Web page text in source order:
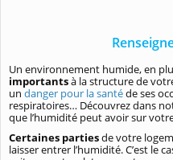
Un environnement humide, en
importantsà la structure de
un danger pour la santéde ses
respiratoires… Découvrez dans
que l’humidité peut avoir sur
Certaines partiesde votre
laisser entrer l’humidité. C’est le